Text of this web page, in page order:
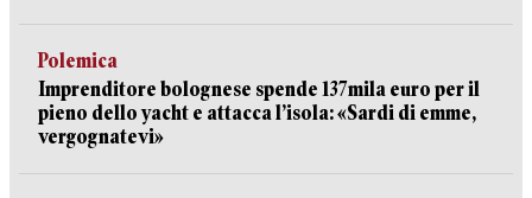
Polemica
Imprenditore bolognese spende 137mila euro per il
pieno dello yacht e attacca l’isola: «Sardi di emme,
vergognatevi»